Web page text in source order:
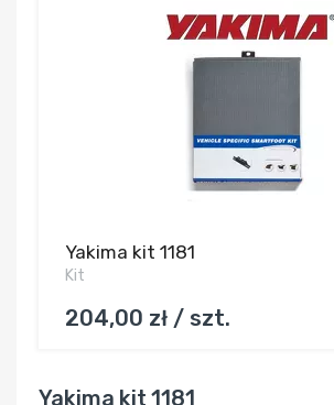
Yakima kit 1181
Kit
204,00 zł / szt.
Yakima kit 1181